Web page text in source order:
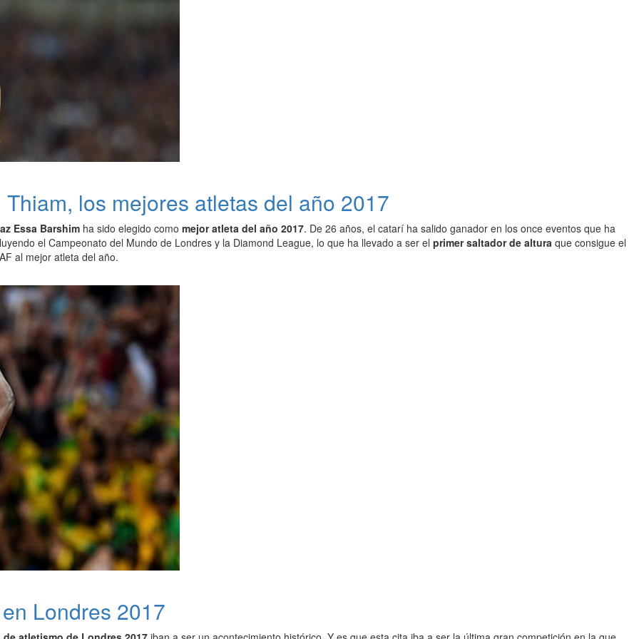
los mejores atletas del año 2017
Essa Barshim ha sido elegido como mejor atleta del año 2017. De 26 años, el catarí ha salido ganador en los once eventos que ha
el Campeonato del Mundo de Londres y la Diamond League, lo que ha llevado a ser el primer saltador de altura que consigue el
al mejor atleta del año.
Londres 2017